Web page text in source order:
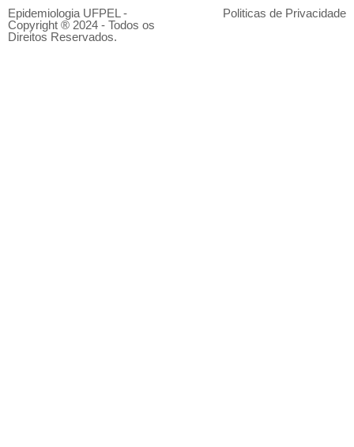
Epidemiologia UFPEL -
Copyright ® 2024 - Todos os
Direitos Reservados.
Politicas de Privacidade